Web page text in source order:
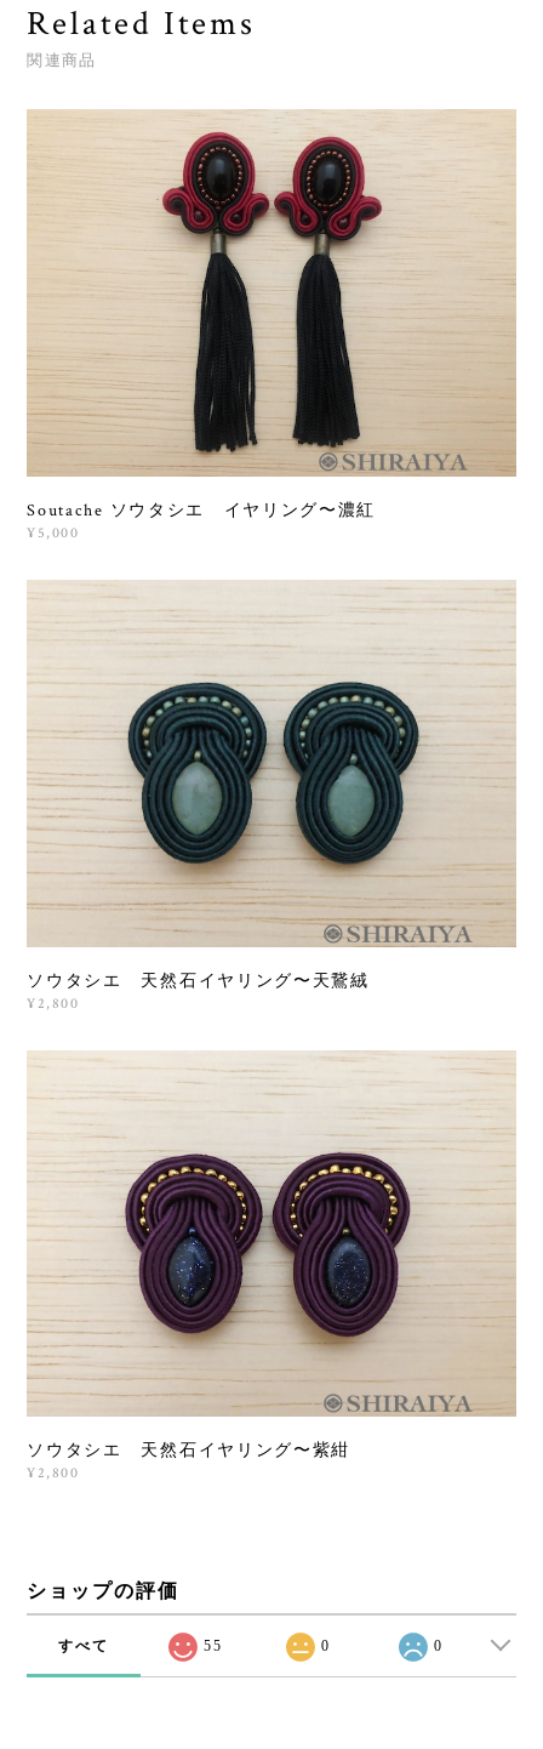
Related Items
関連商品
Soutache ソウタシエ イヤリング〜濃紅
¥5,000
ソウタシエ 天然石イヤリング〜天鵞絨
¥2,800
ソウタシエ 天然石イヤリング〜紫紺
¥2,800
ショップの評価
すべて 55 0 0